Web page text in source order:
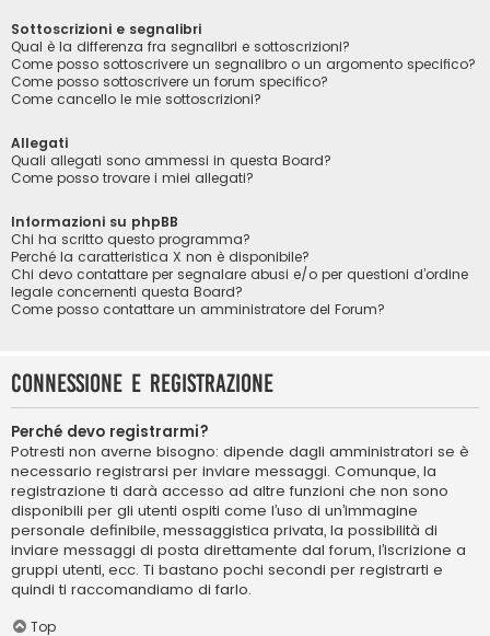
Sottoscrizioni e segnalibri
Qual è la differenza fra segnalibri e sottoscrizioni?
Come posso sottoscrivere un segnalibro o un argomento specifico?
Come posso sottoscrivere un forum specifico?
Come cancello le mie sottoscrizioni?
Allegati
Quali allegati sono ammessi in questa Board?
Come posso trovare i miei allegati?
Informazioni su phpBB
Chi ha scritto questo programma?
Perché la caratteristica X non è disponibile?
Chi devo contattare per segnalare abusi e/o per questioni d’ordine
legale concernenti questa Board?
Come posso contattare un amministratore del Forum?
Connessione e registrazione
Perché devo registrarmi?
Potresti non averne bisogno: dipende dagli amministratori se è
necessario registrarsi per inviare messaggi. Comunque, la
registrazione ti darà accesso ad altre funzioni che non sono
disponibili per gli utenti ospiti come l’uso di un’immagine
personale definibile, messaggistica privata, la possibilità di
inviare messaggi di posta direttamente dal forum, l’iscrizione a
gruppi utenti, ecc. Ti bastano pochi secondi per registrarti e
quindi ti raccomandiamo di farlo.
Top